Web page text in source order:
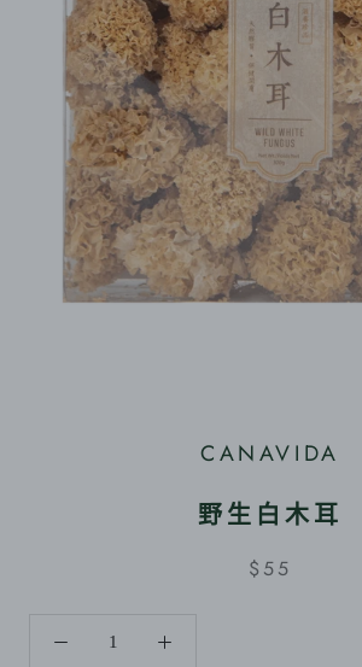
CANAVIDA
野生白木耳
$55